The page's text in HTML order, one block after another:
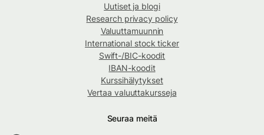
Uutiset ja blogi
Research privacy policy
Valuuttamuunnin
International stock ticker
Swift-/BIC-koodit
IBAN-koodit
Kurssihälytykset
Vertaa valuuttakursseja
Seuraa meitä